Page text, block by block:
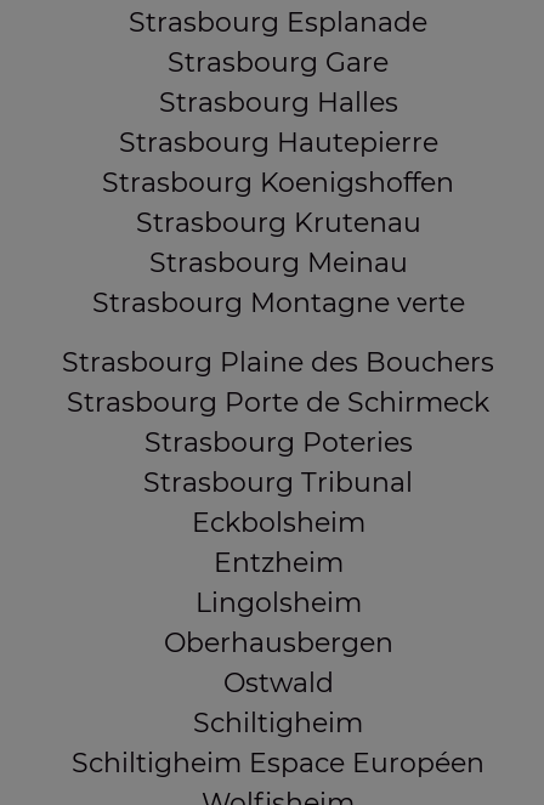
Strasbourg Esplanade
Strasbourg Gare
Strasbourg Halles
Strasbourg Hautepierre
Strasbourg Koenigshoffen
Strasbourg Krutenau
Strasbourg Meinau
Strasbourg Montagne verte
Strasbourg Plaine des Bouchers
Strasbourg Porte de Schirmeck
Strasbourg Poteries
Strasbourg Tribunal
Eckbolsheim
Entzheim
Lingolsheim
Oberhausbergen
Ostwald
Schiltigheim
Schiltigheim Espace Européen